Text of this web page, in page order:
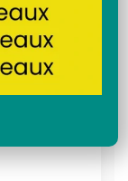
Recherche